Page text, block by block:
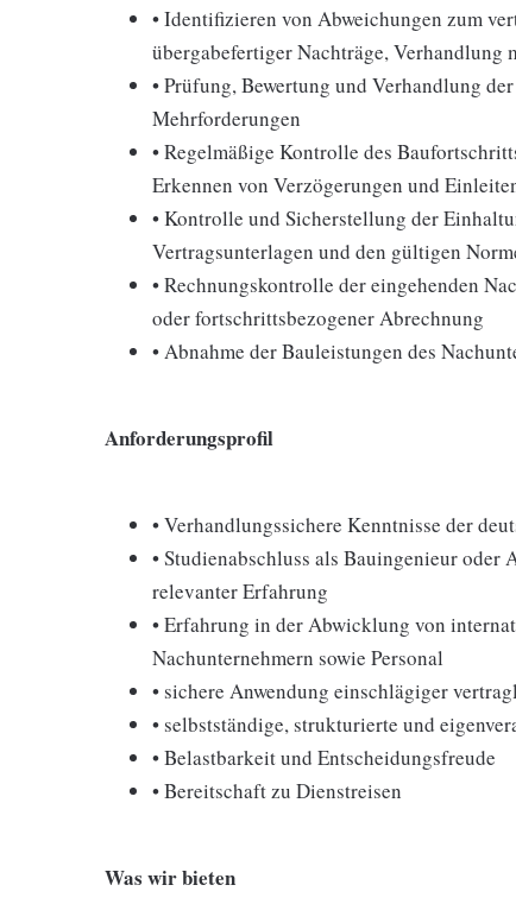
• Identifizieren von Abweichungen zum
übergabefertiger Nachträge, Verhandlung
• Prüfung, Bewertung und Verhandlung
Mehrforderungen
• Regelmäßige Kontrolle des
Erkennen von Verzögerungen und
• Kontrolle und Sicherstellung der
Vertragsunterlagen und den gültigen
• Rechnungskontrolle der eingehenden
oder fortschrittsbezogener Abrechnung
• Abnahme der Bauleistungen des
Anforderungsprofil
• Verhandlungssichere Kenntnisse der
• Studienabschluss als Bauingenieur
relevanter Erfahrung
• Erfahrung in der Abwicklung von
Nachunternehmern sowie Personal
• sichere Anwendung einschlägiger
• selbstständige, strukturierte und
• Belastbarkeit und Entscheidungsfreude
• Bereitschaft zu Dienstreisen
Was wir bieten